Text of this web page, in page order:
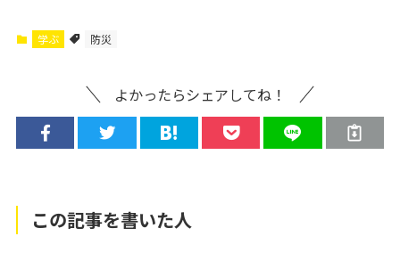
学ぶ 防災
よかったらシェアしてね！
この記事を書いた人